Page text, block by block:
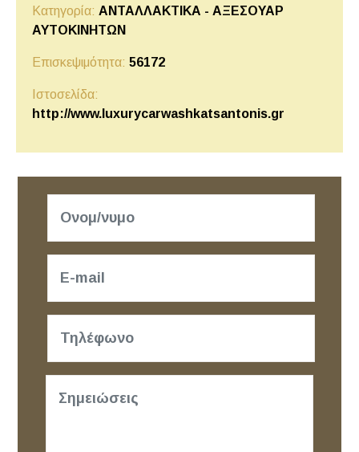
Κατηγορία: ΑΝΤΑΛΛΑΚΤΙΚΑ - ΑΞΕΣΟΥΑΡ
ΑΥΤΟΚΙΝΗΤΩΝ
Επισκεψιμότητα: 56172
Ιστοσελίδα:
http://www.luxurycarwashkatsantonis.gr